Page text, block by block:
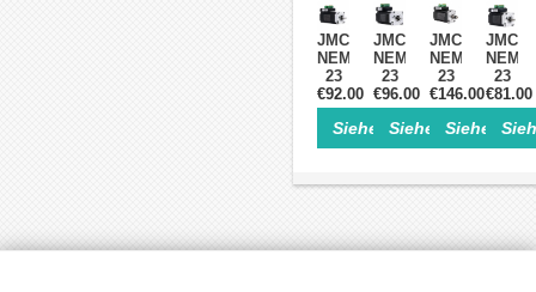
12,5
Ncm
(17,70
oz.in),
52000
U/min,
42 ×
42
mm
50VDC
Bürstenloser
DC-
Servomotor
20-
50VDC
Bürstenloser
DC-
Servomotor
0,185
Nm
(26,19
oz.in),
52000
U/min,
42 ×
42
mm
JMC
NEMA
23
Integrierter
AC-
Servomotor,
140W,
0,45
3-
Phasen,
€92.00
Siehe Einzelheiten>
JMC
NEMA
23
Integrierter
AC-
Servomotor
mit
180W,
Nm,
3-
€96.00
Siehe
JMC
NEMA
23
AC-
Servomotor
mit
integriertem
200W,
Nm,
3-
€146.00
Siehe
JMC
NEMA
23
AC-
100W,
0,29
3-
€81.00